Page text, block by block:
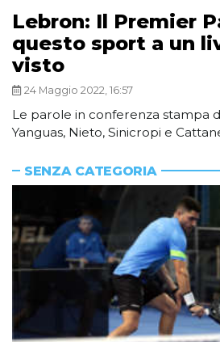
Lebron: Il Premier
questo sport a un
visto
24 Maggio 2022, 16:57
Le parole in conferenza stampa
Yanguas, Nieto, Sinicropi e
SENZA CATEGORIA